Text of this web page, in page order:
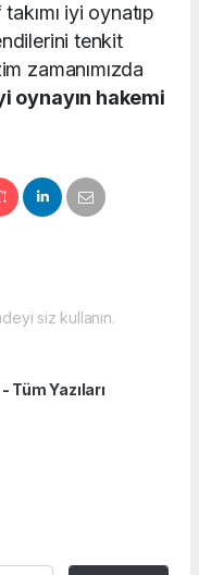
takımı iyi oynatıp
tenkit
zamanımızda
oynayın hakemi
siz kullanın.
Tüm Yazıları